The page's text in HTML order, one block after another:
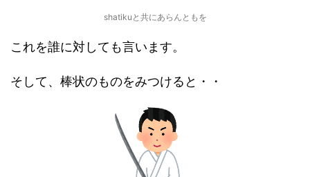
shatikuと共にあらんともを
これを誰に対しても言います。
そして、棒状のものをみつけると・・